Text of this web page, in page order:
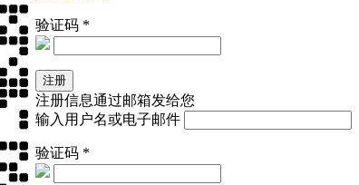
验证码 *
注册信息通过邮箱发给您
输入用户名或电子邮件
验证码 *